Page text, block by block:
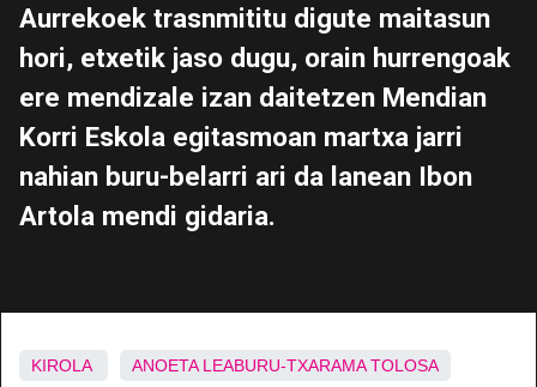
Aurrekoek trasnmititu digute maitasun
hori, etxetik jaso dugu, orain hurrengoak
ere mendizale izan daitetzen Mendian
Korri Eskola egitasmoan martxa jarri
nahian buru-belarri ari da lanean Ibon
Artola mendi gidaria.
KIROLA ANOETA LEABURU-TXARAMA TOLOSA